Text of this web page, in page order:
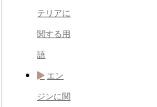
テリアに
関する用
語
エン
ジンに関